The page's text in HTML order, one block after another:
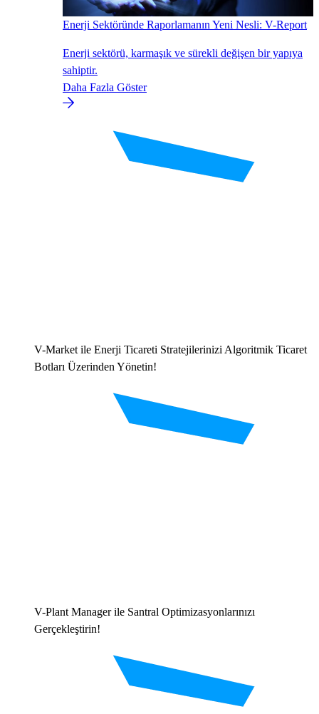
Enerji Sektöründe Raporlamanın Yeni Nesli: V-Report
Enerji sektörü, karmaşık ve sürekli değişen bir yapıya
sahiptir.
Daha Fazla Göster
V-Market ile Enerji Ticareti Stratejilerinizi Algoritmik Ticaret
Botları Üzerinden Yönetin!
V-Plant Manager ile Santral Optimizasyonlarınızı
Gerçekleştirin!